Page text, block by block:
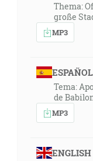
Thema:
große
MP3
ESPAÑOL
Tema:
de
MP3
ENGLISH